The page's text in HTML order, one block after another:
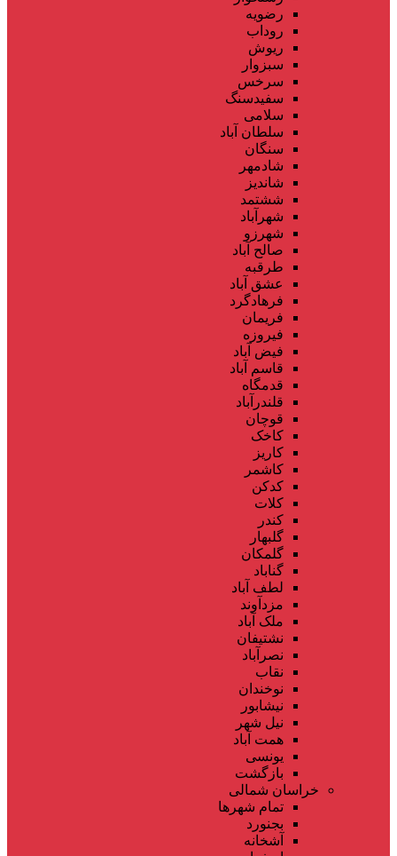
رضویه
روداب
ریوش
سبزوار
سرخس
سفیدسنگ
سلامی
سلطان آباد
سنگان
شادمهر
شاندیز
ششتمد
شهرآباد
شهرزو
صالح آباد
طرقبه
عشق آباد
فرهادگرد
فریمان
فیروزه
فیض آباد
قاسم آباد
قدمگاه
قلندرآباد
قوچان
کاخک
کاریز
کاشمر
کدکن
کلات
کندر
گلبهار
گلمکان
گناباد
لطف آباد
مزدآوند
ملک آباد
نشتیفان
نصرآباد
نقاب
نوخندان
نیشابور
نیل شهر
همت آباد
یونسی
بازگشت
خراسان شمالی
تمام شهر‌ها
بجنورد
آشخانه